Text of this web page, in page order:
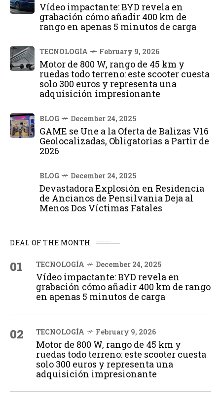
Vídeo impactante: BYD revela en
grabación cómo añadir 400 km de
rango en apenas 5 minutos de carga
TECNOLOGÍA February 9, 2026
Motor de 800 W, rango de 45 km y
ruedas todo terreno: este scooter cuesta
solo 300 euros y representa una
adquisición impresionante
BLOG December 24, 2025
GAME se Une a la Oferta de Balizas V16
Geolocalizadas, Obligatorias a Partir de
2026
BLOG December 24, 2025
Devastadora Explosión en Residencia
de Ancianos de Pensilvania Deja al
Menos Dos Víctimas Fatales
DEAL OF THE MONTH
01 TECNOLOGÍA December 24, 2025
Vídeo impactante: BYD revela en
grabación cómo añadir 400 km de rango
en apenas 5 minutos de carga
02 TECNOLOGÍA February 9, 2026
Motor de 800 W, rango de 45 km y
ruedas todo terreno: este scooter cuesta
solo 300 euros y representa una
adquisición impresionante